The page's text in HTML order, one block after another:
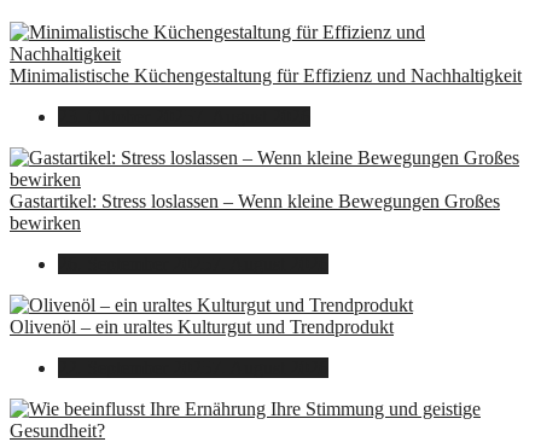
Minimalistische Küchengestaltung für Effizienz und Nachhaltigkeit
Gastartikel: Stress loslassen – Wenn kleine Bewegungen Großes
bewirken
Olivenöl – ein uraltes Kulturgut und Trendprodukt